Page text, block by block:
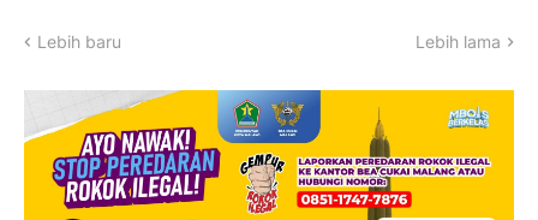
Lebih baru Lebih lama